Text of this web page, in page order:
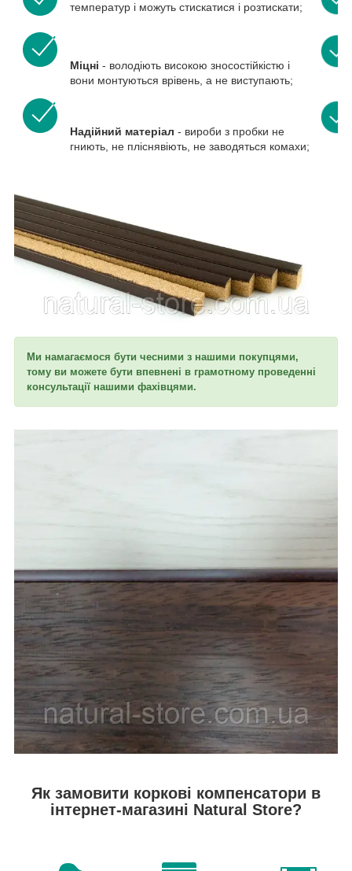
температур і можуть стискатися і розтискати;
Міцні - володіють високою зносостійкістю і
вони монтуються врівень, а не виступають;
Надійний матеріал - вироби з пробки не
гниють, не пліснявіють, не заводяться комахи;
Ми намагаємося бути чесними з нашими покупцями,
тому ви можете бути впевнені в грамотному проведенні
консультації нашими фахівцями.
Як замовити коркові компенсатори в
інтернет-магазині Natural Store?